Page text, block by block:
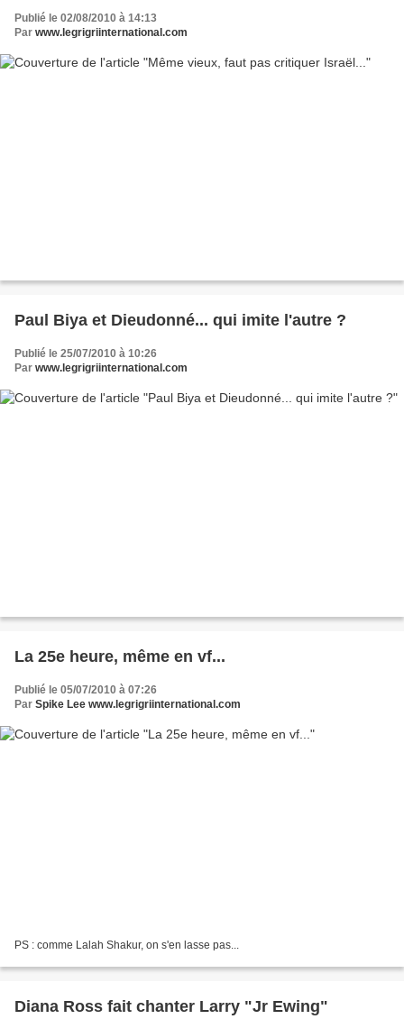
Publié le 02/08/2010 à 14:13
Par www.legrigriinternational.com
Paul Biya et Dieudonné... qui imite l'autre ?
Publié le 25/07/2010 à 10:26
Par www.legrigriinternational.com
La 25e heure, même en vf...
Publié le 05/07/2010 à 07:26
Par Spike Lee www.legrigriinternational.com
PS : comme Lalah Shakur, on s'en lasse pas...
Diana Ross fait chanter Larry "Jr Ewing"